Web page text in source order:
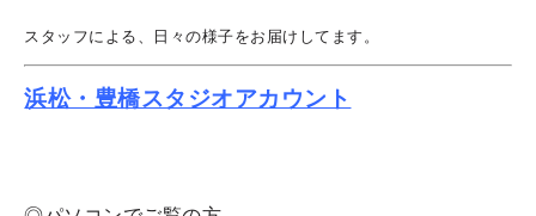
スタッフによる、日々の様子をお届けしてます。
浜松・豊橋スタジオアカウント